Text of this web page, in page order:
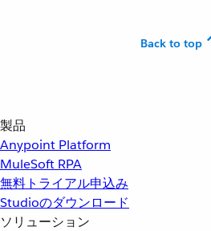
Back to top
製品
Anypoint Platform
MuleSoft RPA
無料トライアル申込み
Studioのダウンロード
ソリューション